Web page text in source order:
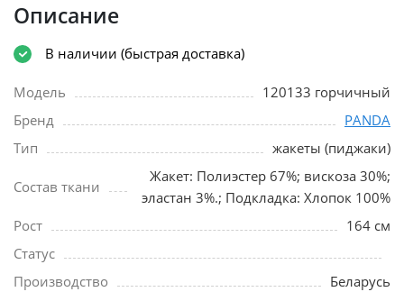
Описание
В наличии (быстрая доставка)
Модель
120133 горчичный
Бренд
PANDA
Тип
жакеты (пиджаки)
Состав ткани
Жакет: Полиэстер 67%; вискоза 30%;
эластан 3%.; Подкладка: Хлопок 100%
Рост
164 см
Статус
Производство
Беларусь